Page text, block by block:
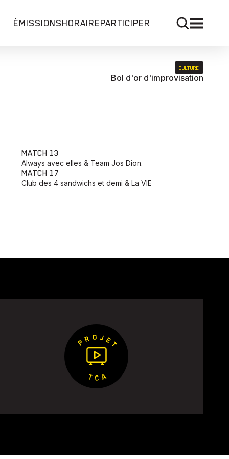
ÉMISSIONSHORAIREPARTICIPER
CULTURE
Bol d'or d'improvisation
MATCH 13
Always avec elles & Team Jos Dion.
MATCH 17
Club des 4 sandwichs et demi & La VIE